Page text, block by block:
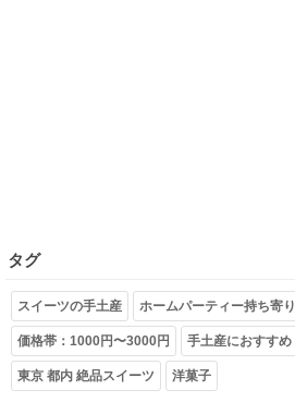
タグ
スイーツの手土産 ホームパーティー持ち寄り
価格帯：1000円〜3000円 手土産におすすめ
東京 都内 絶品スイーツ 洋菓子